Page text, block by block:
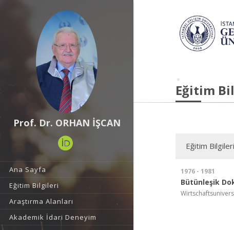
Prof. Dr. ORHAN İŞCAN
Ana Sayfa
Eğitim Bilgileri
Araştırma Alanları
Akademik İdari Deneyim
Eğitim
Eğitim Bilgileri
1976 - 1981
Bütünleşik